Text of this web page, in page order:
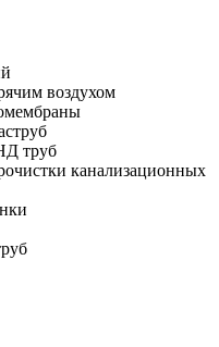
воздухом
труб
канализационных